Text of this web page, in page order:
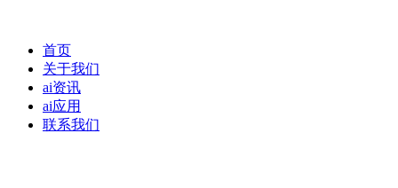
首页
关于我们
ai资讯
ai应用
联系我们